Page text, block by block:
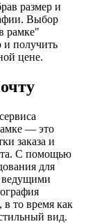
размер и
Выбор
рамке"
и получить
цене.
— это
заказа и
С помощью
для
ведущими
в то время как
вид.